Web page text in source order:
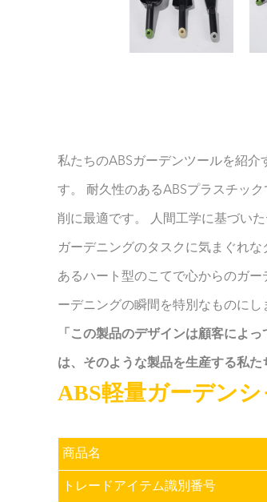
私たちのABSガーデンツールを紹
す。 耐久性のあるABSプラスチッ
削に最適です。 人間工学に基づい
ガーデニングのタスクに気まぐれ
あるハート型のこてで心からのガ
ーデニングの瞬間を特別なものにし
「この製品のデザインは顧客によ
は、そのような製品を生産する私た
ABS軽量ガーデン
商品名
トレードアイテム識別番号